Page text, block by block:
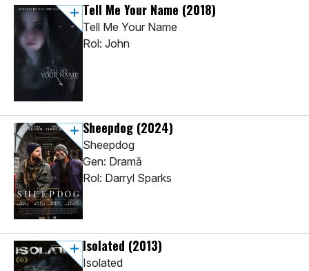
Tell Me Your Name (2018)
Tell Me Your Name
Rol: John
Sheepdog (2024)
Sheepdog
Gen: Dramă
Rol: Darryl Sparks
Isolated (2013)
Isolated